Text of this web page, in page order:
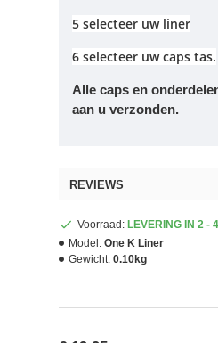
5 selecteer uw liner
6 selecteer uw caps tas.
Alle caps en
aan u verzonden.
REVIEWS
Voorraad: LEVERING IN 2 -
Model: One K Liner
Gewicht: 0.10kg